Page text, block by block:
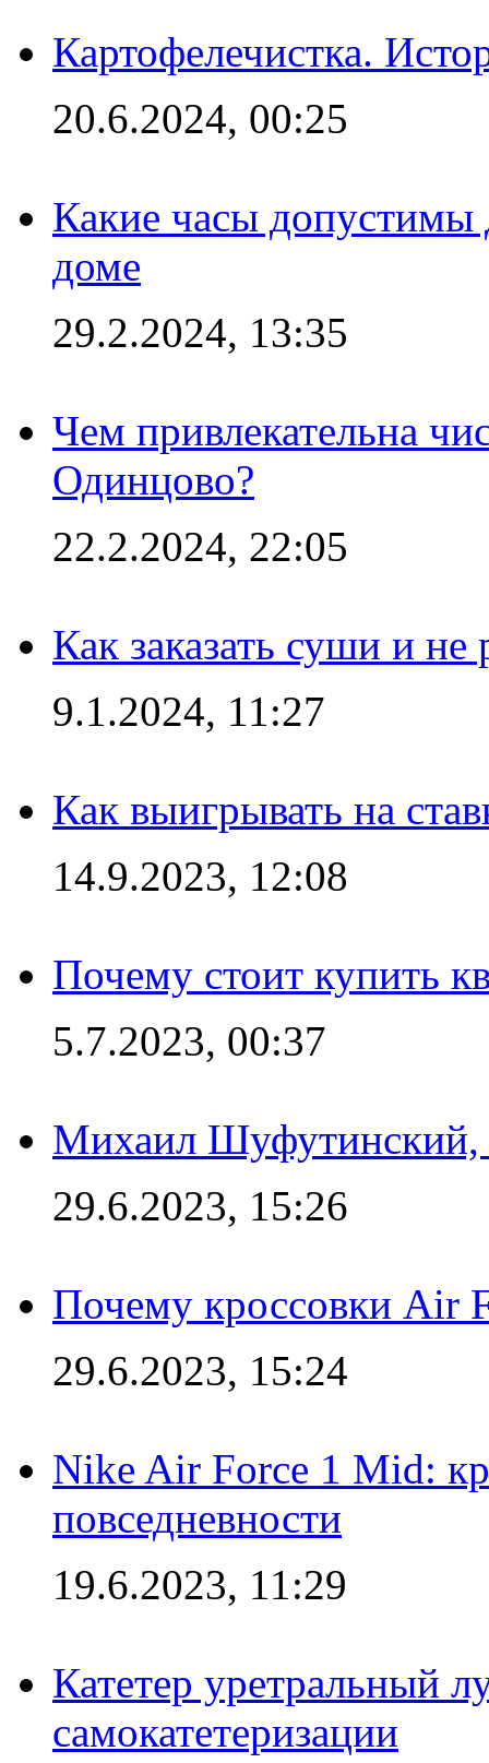
Картофелечистка.
20.6.2024, 00:25
Какие часы
доме
29.2.2024, 13:35
Чем привлекательна
Одинцово?
22.2.2024, 22:05
Как заказать суши и не
9.1.2024, 11:27
Как выигрывать на
14.9.2023, 12:08
Почему стоит купить
5.7.2023, 00:37
Михаил Шуфутинский,
29.6.2023, 15:26
Почему кроссовки Air
29.6.2023, 15:24
Nike Air Force 1 Mid:
повседневности
19.6.2023, 11:29
Катетер уретральный
самокатетеризации